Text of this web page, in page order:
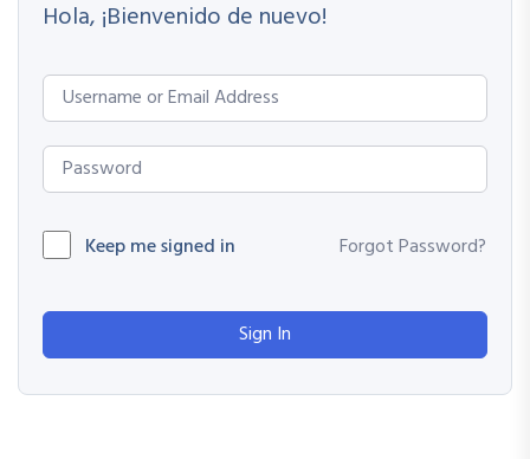
Hola, ¡Bienvenido de nuevo!
Keep me signed in Forgot Password?
Sign In